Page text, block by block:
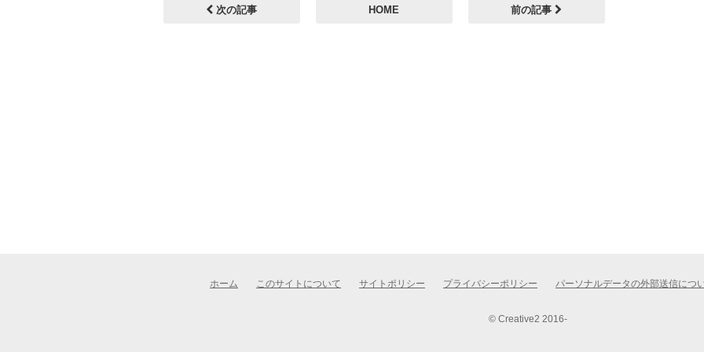
次の記事 HOME 前の記事
ホーム このサイトについて サイトポリシー プライバシーポリシー パーソナルデータの外部送信につ
© Creative2 2016-